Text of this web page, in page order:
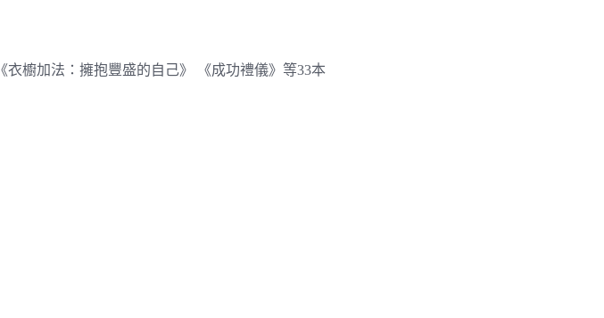
櫥加法：擁抱豐盛的自己》 《成功禮儀》等33本